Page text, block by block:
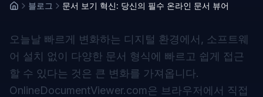
블로그 문서 보기 혁신: 당신의 필수 온라인 문서 뷰어
오늘날 빠르게 변화하는 디지털 환경에서, 소프트웨
어 설치 없이 다양한 문서 형식에 빠르고 쉽게 접근
할 수 있다는 것은 큰 변화를 가져옵니다.
OnlineDocumentViewer.com은 브라우저에서 직접